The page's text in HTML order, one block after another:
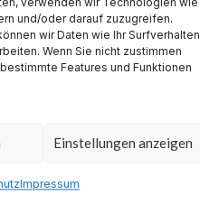
und/oder darauf zuzugreifen.
wir Daten wie Ihr Surfverhalten
Wenn Sie nicht zustimmen
Features und Funktionen
Einstellungen anzeigen
Impressum